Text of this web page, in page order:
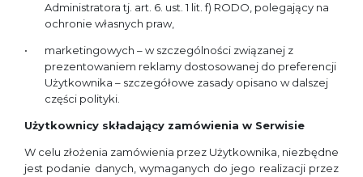
Administratora tj. art. 6. ust. 1 lit. f) RODO, polegający na
ochronie własnych praw,
marketingowych – w szczególności związanej z
prezentowaniem reklamy dostosowanej do preferencji
Użytkownika – szczegółowe zasady opisano w dalszej
części polityki.
Użytkownicy składający zamówienia w Serwisie
W celu złożenia zamówienia przez Użytkownika, niezbędne
jest podanie danych, wymaganych do jego realizacji przez